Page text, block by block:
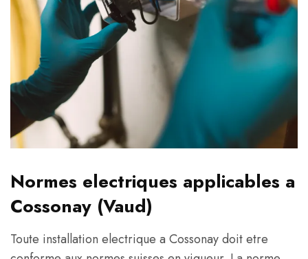
Normes electriques applicables a
Cossonay (Vaud)
Toute installation electrique a Cossonay doit etre